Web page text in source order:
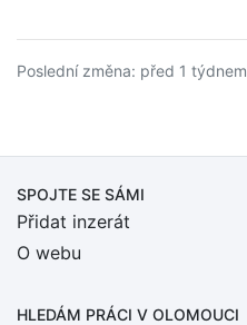
Poslední změna: před 1 týdnem
SPOJTE SE SÁMI
Přidat inzerát
O webu
HLEDÁM PRÁCI V OLOMOUCI